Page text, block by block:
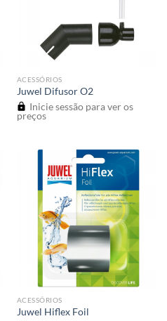
ACESSÓRIOS
Juwel Difusor O2
Inicie sessão para ver os
preços
ACESSÓRIOS
Juwel Hiflex Foil